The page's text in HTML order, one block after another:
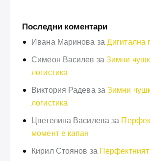
Последни коментари
Ивана Маринова за Дигитална
Симеон Василев за Зимни
логистика
Виктория РадевазаЗимни
логистика
Цветелина Василева за
момент е капан
Кирил Стоянов за